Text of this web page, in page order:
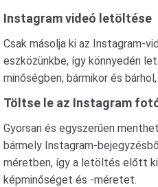
Instagram videó letöltése
Csak másolja ki az Instagram-
eszközünkbe, így könnyedén
minőségben, bármikor és
Töltse le az Instagram
Gyorsan és egyszerűen
bármely Instagram-
méretben, így a letöltés előtt
képminőséget és -méretet.